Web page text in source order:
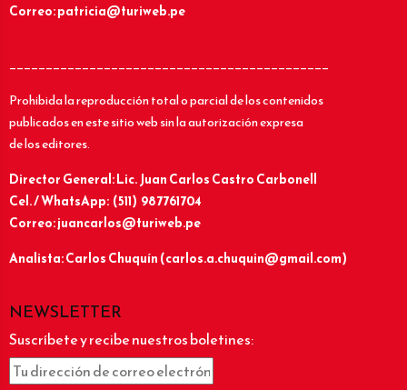
Correo: patricia@turiweb.pe
____________________________________________
Prohibida la reproducción total o parcial de los contenidos
publicados en este sitio web sin la autorización expresa
de los editores.
Director General: Lic.Juan Carlos Castro Carbonell
Cel. / WhatsApp: (511) 987761704
Correo: juancarlos@turiweb.pe
Analista: Carlos Chuquín (carlos.a.chuquin@gmail.com)
NEWSLETTER
Suscríbete y recibe nuestros boletines: